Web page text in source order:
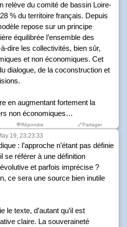
relève du comité de bassin Loire-
% du territoire français. Depuis
repose sur un principe
équilibrée l’ensemble des
dire les collectivités, bien sûr,
et non économiques. Cet
dialogue, de la coconstruction et
en augmentant fortement la
non économiques…
💬Répondre 🔗Partager
19, 23:23:33
: l’approche n’étant pas définie
se référer à une définition
et parfois imprécise ?
ce sera une source bien inutile
le texte, d’autant qu’il est
claire. La souveraineté